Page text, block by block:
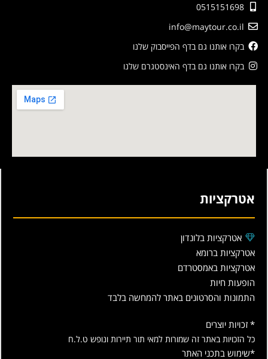
0515151698
info@maytour.co.il
בקרו אותנו גם בדף הפייסבוק שלנו
בקרו אותנו גם בדף האינסטגרם שלנו
אטרקציות
אטרקציות בלונדון
אטרקציות ברומא
אטרקציות באמסטרדם
הופעות חיות
התמונות והסרטונים באתר להמחשה בלבד
* זכויות יוצרים
כל הזכויות באתר זה שמורות למאי תור תיירות ונופש ט.ל.ח
*שימוש בתכני האתר